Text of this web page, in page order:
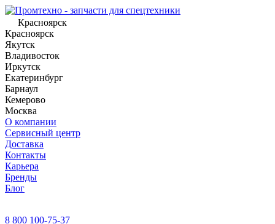
Красноярск
Красноярск
Якутск
Владивосток
Иркутск
Екатеринбург
Барнаул
Кемерово
Москва
О компании
Сервисный центр
Доставка
Контакты
Карьера
Бренды
Блог
8 800 100-75-37